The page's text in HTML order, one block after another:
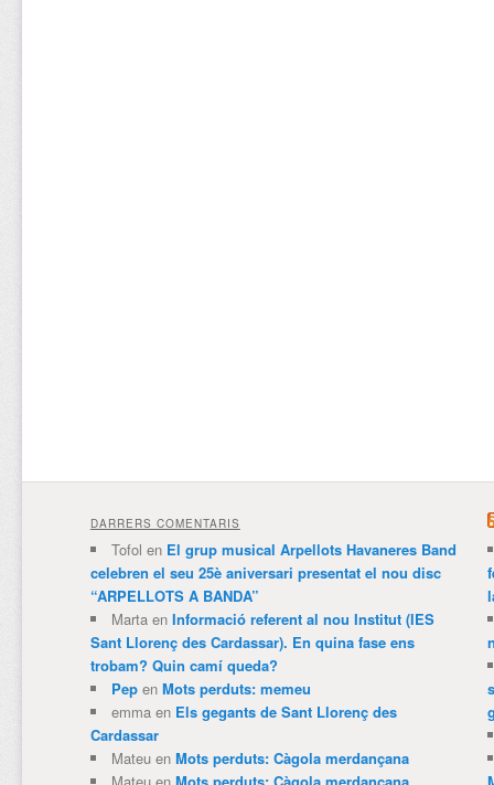
DARRERS COMENTARIS
Tofol en El grup musical Arpellots Havaneres Band
celebren el seu 25è aniversari presentat el nou disc
“ARPELLOTS A BANDA”
Martaen Informació referent al nou Institut (IES
Sant Llorenç des Cardassar). En quina fase ens
trobam? Quin camí queda?
Pepen Mots perduts: memeu
emmaen Els gegants de Sant Llorenç des
Cardassar
Mateuen Mots perduts: Càgola merdançana